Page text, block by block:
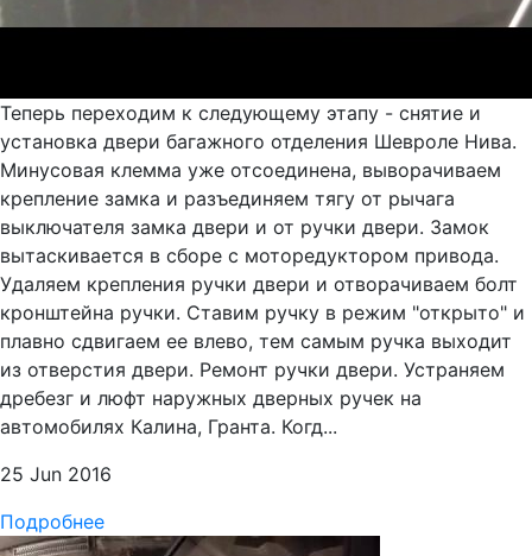
Теперь переходим к следующему этапу - снятие и
установка двери багажного отделения Шевроле Нива.
Минусовая клемма уже отсоединена, выворачиваем
крепление замка и разъединяем тягу от рычага
выключателя замка двери и от ручки двери. Замок
вытаскивается в сборе с моторедуктором привода.
Удаляем крепления ручки двери и отворачиваем болт
кронштейна ручки. Ставим ручку в режим "открыто" и
плавно сдвигаем ее влево, тем самым ручка выходит
из отверстия двери. ️Ремонт ручки двери. Устраняем
дребезг и люфт наружных дверных ручек на
автомобилях Калина, Гранта. Когд...
25 Jun 2016
Подробнее